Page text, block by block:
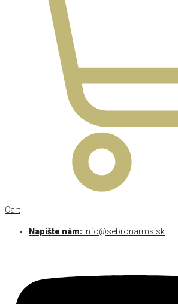
Cart
Napíšte nám: info@sebronarms.sk